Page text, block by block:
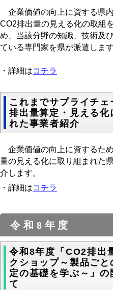
企業価値の向上に資する県
CO2排出量の見える化の取組
め、当該分野の知識、技術及
ている専門家を県が派遣します
・詳細はコチラ
これまでサプライチェ
排出量算定・見える化
れた事業者紹介
企業価値の向上に資するた
量の見える化に取り組まれた
介 します。
・詳細はコチラ
令和8年度
令和8年度「CO2排出
クショップ～製品ごと
定の基礎を学ぶ～」の
て